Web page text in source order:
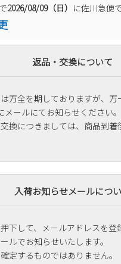
2026/08/09（日） に佐川急便
返品・交換について
万全を期しておりますが、
ールにてお知らせください。
換につきましては、商品到
入荷お知らせメールにつ
下して、メールアドレスを登
ルでお知らせいたします。
定するものではありません。